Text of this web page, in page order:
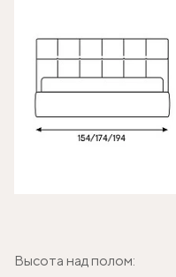
Высота над полом: